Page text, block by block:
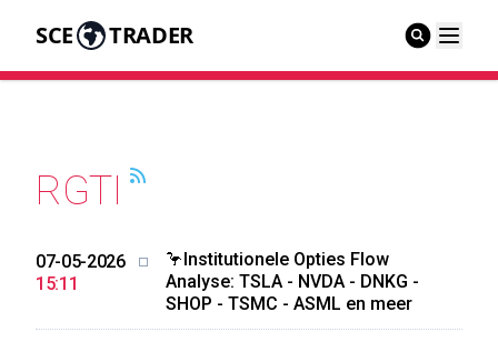
SCE TRADER
RGTI
07-05-2026
15:11
🦩Institutionele Opties Flow
Analyse: TSLA - NVDA - DNKG -
SHOP - TSMC - ASML en meer